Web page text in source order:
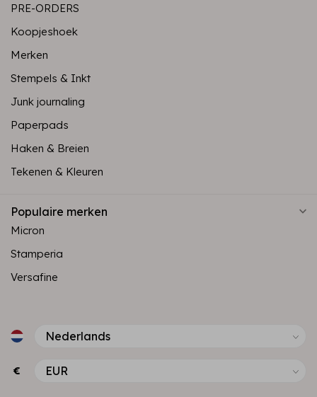
PRE-ORDERS
Koopjeshoek
Merken
Stempels & Inkt
Junk journaling
Paperpads
Haken & Breien
Tekenen & Kleuren
Populaire merken
Micron
Stamperia
Versafine
€